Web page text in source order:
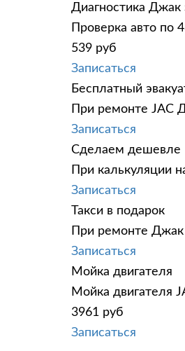
Диагностика Джак
Проверка авто по
539 руб
Записаться
Бесплатный
При ремонте JAC
Записаться
Сделаем дешевле
При калькуляции
Записаться
Такси в подарок
При ремонте Джак
Записаться
Мойка двигателя
Мойка двигателя
3961 руб
Записаться